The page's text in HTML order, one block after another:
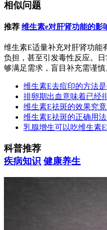
相似问题
推荐 维生素e对肝肾功能的影
维生素E适量补充对肝肾功能
负担，甚至引发毒性反应。
够满足需求，盲目补充需谨慎
维生素E去痘印的方法
排卵期出血意味着已经
维生素E祛斑的效果究
维生素E祛斑的正确用
乳腺增生可以吃维生素
科普推荐
疾病知识 健康养生